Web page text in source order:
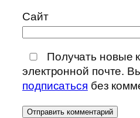
Сайт
Получать новые
электронной почте.
подписаться без